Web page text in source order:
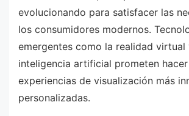
evolucionando para satisfacer las
los consumidores modernos.
emergentes como la realidad virtual
inteligencia artificial prometen
experiencias de visualización más
personalizadas.